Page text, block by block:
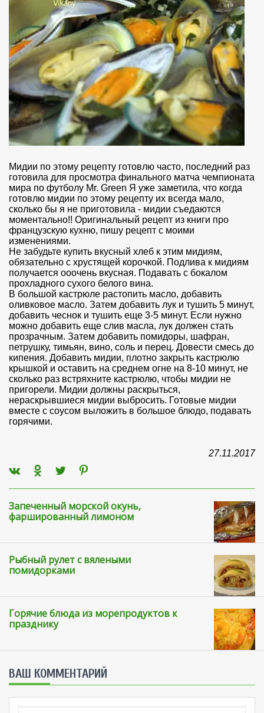
Мидии по этому рецепту готовлю часто, последний раз
готовила для просмотра финального матча чемпионата
мира по футболу Mr. Green Я уже заметила, что когда
готовлю мидии по этому рецепту их всегда мало,
сколько бы я не приготовила - мидии съедаются
моментально!! Оригинальный рецепт из книги про
французскую кухню, пишу рецепт с моими
изменениями.
Не забудьте купить вкусный хлеб к этим мидиям,
обязательно с хрустящей корочкой. Подлива к мидиям
получается оooчень вкусная. Подавать с бокалом
прохладного сухого белого вина.
В большой кастрюле растопить масло, добавить
оливковое масло. Затем добавить лук и тушить 5 минут,
добавить чеснок и тушить еще 3-5 минут. Если нужно
можно добавить еще слив масла, лук должен стать
прозрачным. Затем добавить помидоры, шафран,
петрушку, тимьян, вино, соль и перец. Довести смесь до
кипения. Добавить мидии, плотно закрыть кастрюлю
крышкой и оставить на среднем огне на 8-10 минут, не
сколько раз встряхните кастрюлю, чтобы мидии не
пригорели. Мидии должны раскрыться,
нераскрывшиеся мидии выбросить. Готовые мидии
вместе с соусом выложить в большое блюдо, подавать
горячими.
27.11.2017
Запеченный морской окунь,
фаршированный лимоном
Рыбный рулет с вялеными
помидорками
Горячие блюда из морепродуктов к
празднику
ВАШ КОММЕНТАРИЙ